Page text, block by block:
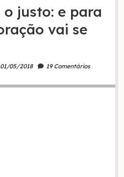
o justo: e para
vai se
01/05/2018 19 Comentários